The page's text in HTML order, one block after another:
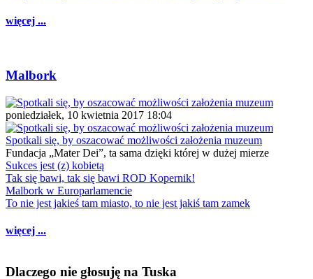
więcej ...
Malbork
poniedziałek, 10 kwietnia 2017 18:04
Spotkali się, by oszacować możliwości założenia muzeum
Fundacja „Mater Dei”, ta sama dzięki której w dużej mierze
Sukces jest (z) kobietą
Tak się bawi, tak się bawi ROD Kopernik!
Malbork w Europarlamencie
To nie jest jakieś tam miasto, to nie jest jakiś tam zamek
więcej ...
Dlaczego nie głosuję na Tuska